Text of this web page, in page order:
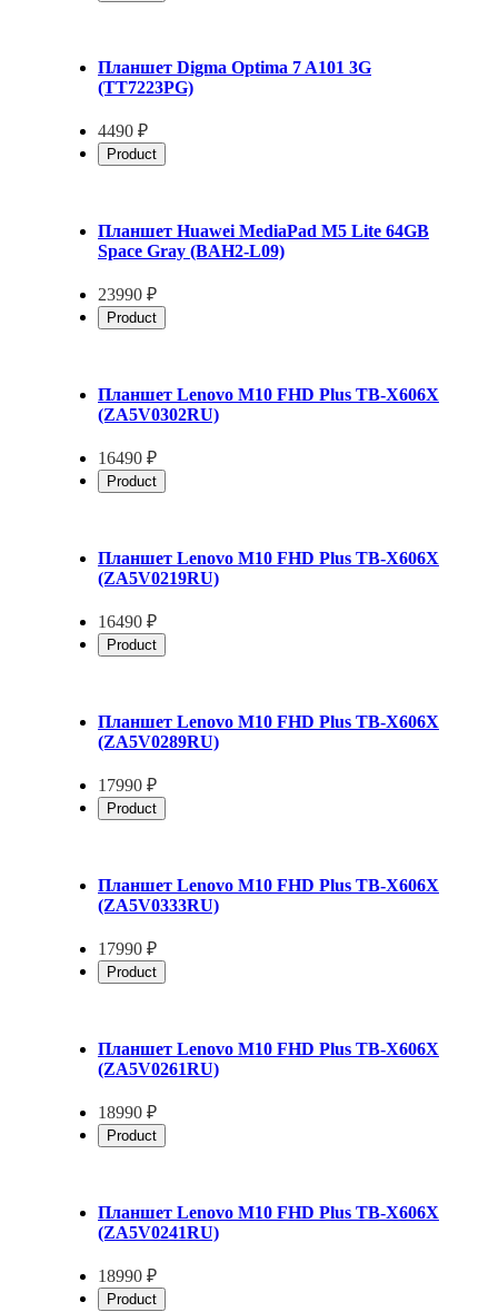
Планшет Digma Optima 7 A101 3G
(TT7223PG)
4490 ₽
Product
Планшет Huawei MediaPad M5 Lite 64GB
Space Gray (BAH2-L09)
23990 ₽
Product
Планшет Lenovo M10 FHD Plus TB-X606X
(ZA5V0302RU)
16490 ₽
Product
Планшет Lenovo M10 FHD Plus TB-X606X
(ZA5V0219RU)
16490 ₽
Product
Планшет Lenovo M10 FHD Plus TB-X606X
(ZA5V0289RU)
17990 ₽
Product
Планшет Lenovo M10 FHD Plus TB-X606X
(ZA5V0333RU)
17990 ₽
Product
Планшет Lenovo M10 FHD Plus TB-X606X
(ZA5V0261RU)
18990 ₽
Product
Планшет Lenovo M10 FHD Plus TB-X606X
(ZA5V0241RU)
18990 ₽
Product